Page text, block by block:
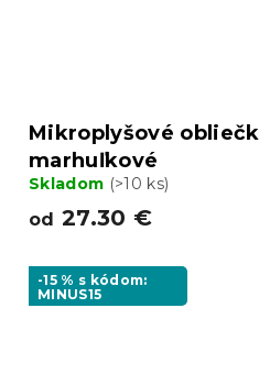
Mikroplyšové
marhuľkové
Skladom (>10 ks)
od 27.30 €
-15 % s kódom:
MINUS15